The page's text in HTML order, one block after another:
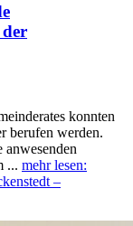
konnten
berufen werden.
... mehr lesen:
–